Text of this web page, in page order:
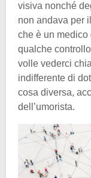
visiva nonché
non andava per
che è un
qualche
volle vederci
indifferente di
cosa diversa,
dell’umorista.